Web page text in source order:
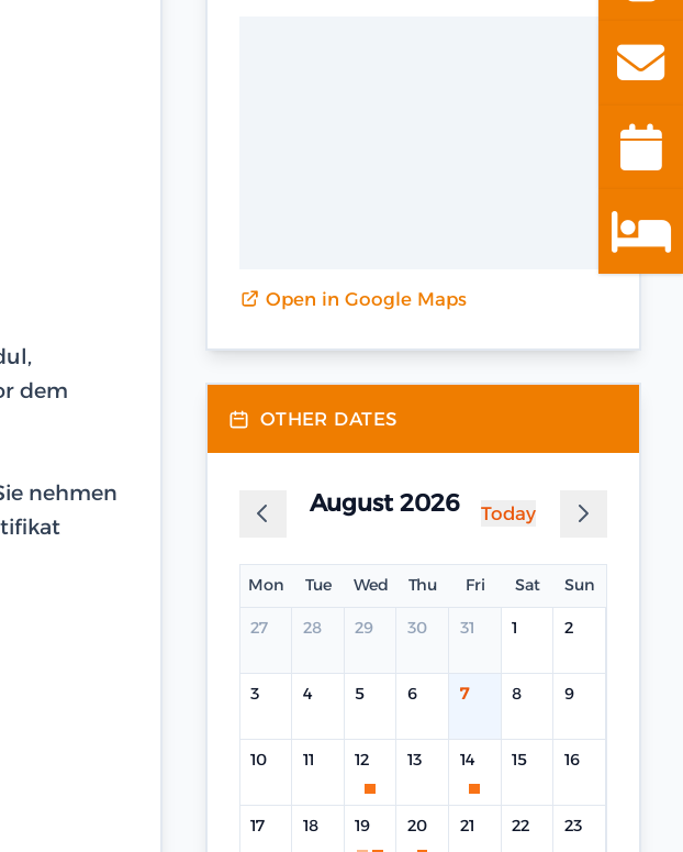
dem
nehmen
Open in Google Maps
OTHER DATES
August 2026 Today
Mon Tue Wed Thu Fri Sat Sun
27 28 29 30 31 1 2
3 4 5 6 7 8 9
10 11 12 13 14 15 16
17 18 19 20 21 22 23